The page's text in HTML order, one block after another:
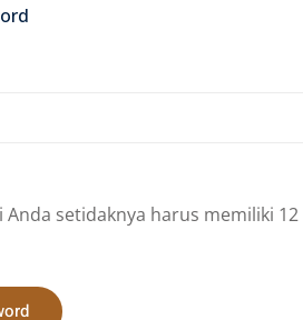
Anda setidaknya harus memiliki